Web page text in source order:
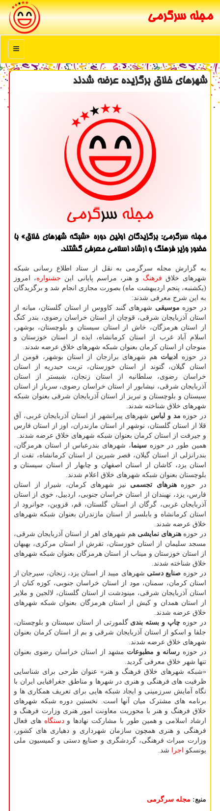
مجله سرگرمی
منو
شهرهای خلاق برگزیده عرضه شدند
مجله سرگرمی: برگزیدگان اولین دوره «شبکه‎ شهرهای خلاق» با
حضور وزیر فرهنگ و ارشاد اسلامی معرفی گشتند.
به گزارش مجله سرگرمی به نقل از ستاد اطلاع رسانی شبکه
شهرهای خلاق فرهنگ و هنر، مراسم پایانی این جشنواره، امروز
(یکشنبه، پنجم اردیبهشت ماه) بصورت مجازی انجام شد و برگزیدگان
به این شرح معرفی شدند:
در حوزه موسیقی شهرهای گنبد کاووس از استان گلستان، میانه از
استان آذربایجان شرقی، قوچان از استان خراسان رضوی، بندر کنگ
از استان هرمزگان، خاش از استان سیستان و بلوچستان، بوشهر،
اسلام آباد غرب از استان کرمانشاه، ایذه از استان خوزستان و
منوجان از استان کرمان بعنوان شبکه شهرهای خلاق عرضه شدند.
در حوزه
ادبیات هم شهرهای برازجان از استان بوشهر، فومن از
استان گیلان، گتوند از استان خوزستان، تربت حیدریه از استان
خراسان رضوی، سلطانیه از استان زنجان، شبستر از استان
آذربایجان شرقی، نیشابور از استان خراسان رضوی، سرباز از استان
سیستان و بلوچستان و تبریز از استان آذربایجان شرقی بعنوان شبکه
شهرهای خلاق شناخته شدند.
در حوزه مد و لباس شهرهای پیرانشهر از استان آذربایجان غربی، آق
قلا از استان گلستان، نوشهر از استان مازندران، اوز از استان فارس
و جیرفت از استان کرمان بعنوان شبکه شهرهای خلاق عرضه شدند.
همین طور در حوزهسینما، شهرهای بندرعباس از استان هرمزگان،
بندرانزلی از استان گیلان، قصر شیرین از استان کرمانشاه، تفت از
استان یزد، کاشان از استان اصفهان و چابهار از استان سیستان و
بلوچستان بعنوان شبکه شهرهای خلاق اعلام شدند.
در حوزههنرهای تجسمی نیز شهرهای کرمان، شیراز از استان
فارس، یزد، نهبندان از استان خراسان جنوبی، اردبیل، خوی از استان
آذربایجان غربی، گرگان از استان گلستان، قم، قزوین، جوانرود از
استان کرمانشاه و بابلسر از استان مازندران بعنوان شبکه شهرهای
خلاق عرضه شدند.
در حوزه هنرهای نمایشی هم شهرهای اهر از استان آذربایجان شرقی،
مسجد سلیمان از استان خوزستان، تفرش از استان مرکزی، بهبهان
از استان خوزستان و میناب از استان هرمزگان بعنوان شبکه شهرهای
خلاق شناخته شدند.
در حوزه صنایع دستی شهرهای میبد از استان یزد، زنجان، سیرجان از
استان کرمان، سمنان، مود از استان خراسان جنوبی، کوزه کنان از
استان آذربایجان شرقی، مینودشت از استان گلستان، لالجین و ملایر
از استان همدان و کیش از استان هرمزگان بعنوان شبکه شهرهای
خلاق عرضه شدند.
در حوزه چاپ و بسته بندی گلمورتی از استان سیستان و بلوچستان،
جلفا و اسکو از استان آذربایجان شرقی و بم از استان کرمان بعنوان
شهرهای خلاق عرضه شدند.
در حوزه رسانه و مطبوعات مشهد از استان خراسان رضوی بعنوان
تنها شهر خلاق معرفی گردید.
«شبکه شهرهای خلاق فرهنگ و هنر» عنوان طرحی برای شناسایی
ظرفیت های فرهنگی و هنری در شهرها و مناطق جغرافیایی ایران با
نگاه آمایش سرزمینی و ایجاد شبکه هایی برای تعریف همکاری ها و
برنامه های مشترک میان آنها است. نخستین دوره شبکه شهرهای
خلاق فرهنگ و هنر با محوریت معاونت امور هنری وزارت فرهنگ و
ارشاد اسلامی و همین طور با مشارکت نهادها ودستگاه های فعال
فرهنگی و هنری همچون سازمان شهرداری و دهیاری های کشور،
وزارت میراث فرهنگی، گردشگری و صنایع دستی و کمیسیون ملی
یونسکو
اجرا شد.
منبع: مجله سرگرمی